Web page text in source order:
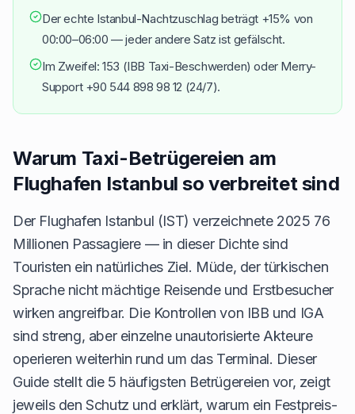
Der echte Istanbul-Nachtzuschlag beträgt +15% von
00:00–06:00 — jeder andere Satz ist gefälscht.
Im Zweifel: 153 (IBB Taxi-Beschwerden) oder Merry-
Support +90 544 898 98 12 (24/7).
Warum Taxi-Betrügereien am
Flughafen Istanbul so verbreitet sind
Der Flughafen Istanbul (IST) verzeichnete 2025 76
Millionen Passagiere — in dieser Dichte sind
Touristen ein natürliches Ziel. Müde, der türkischen
Sprache nicht mächtige Reisende und Erstbesucher
wirken angreifbar. Die Kontrollen von IBB und IGA
sind streng, aber einzelne unautorisierte Akteure
operieren weiterhin rund um das Terminal. Dieser
Guide stellt die 5 häufigsten Betrügereien vor, zeigt
jeweils den Schutz und erklärt, warum ein Festpreis-